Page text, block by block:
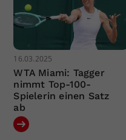
16.03.2025
WTA Miami: Tagger
nimmt Top-100-
Spielerin einen Satz
ab